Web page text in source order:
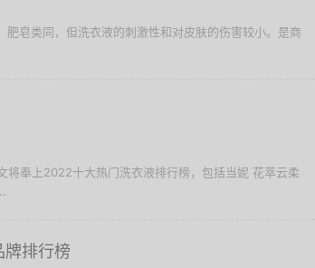
皂类同，但洗衣液的刺激性和对皮肤的伤害较小。是商
将奉上2022十大热门洗衣液排行榜，包括当妮 花萃云柔
牌排行榜